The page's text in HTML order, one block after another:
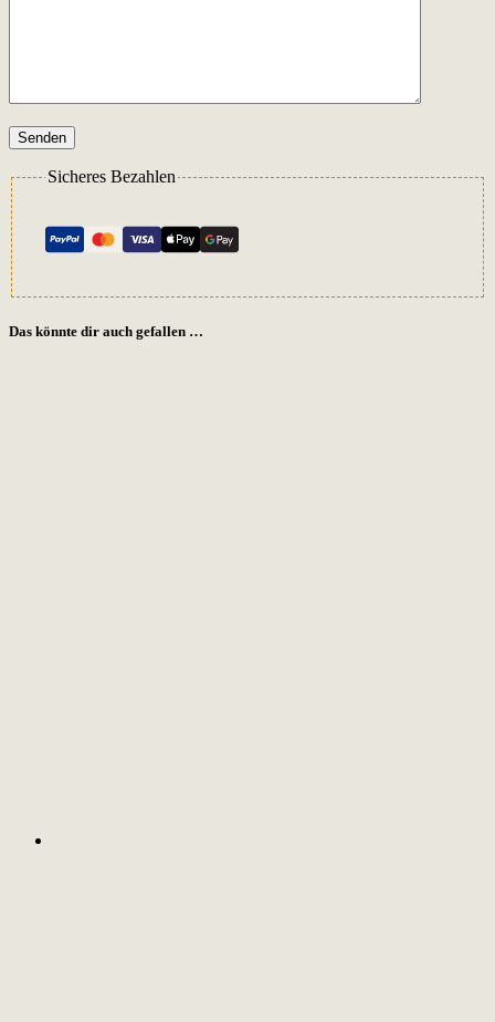
Senden
Sicheres Bezahlen
Das könnte dir auch gefallen …